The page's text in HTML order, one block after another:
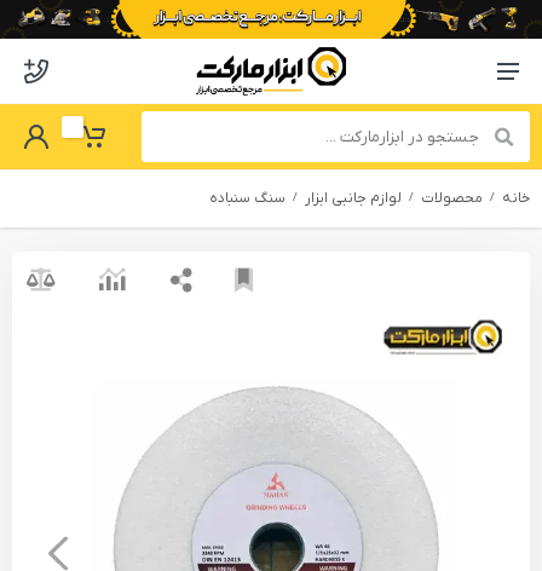
Menu Navigation
My Basket
Password
خانه محصولات لوازم جانبی ابزار سنگ سنباده